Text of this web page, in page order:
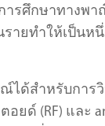
การศึกษาทาง
ยทำให้เป็นห
ได้สำหรับการ
ด์ (RF) และ